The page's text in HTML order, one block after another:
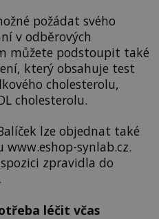
požádat svého
v odběrových
můžete podstoupit také
který obsahuje test
cholesterolu,
cholesterolu.
lze objednat také
synlab.cz.
zpravidla do
léčit včas